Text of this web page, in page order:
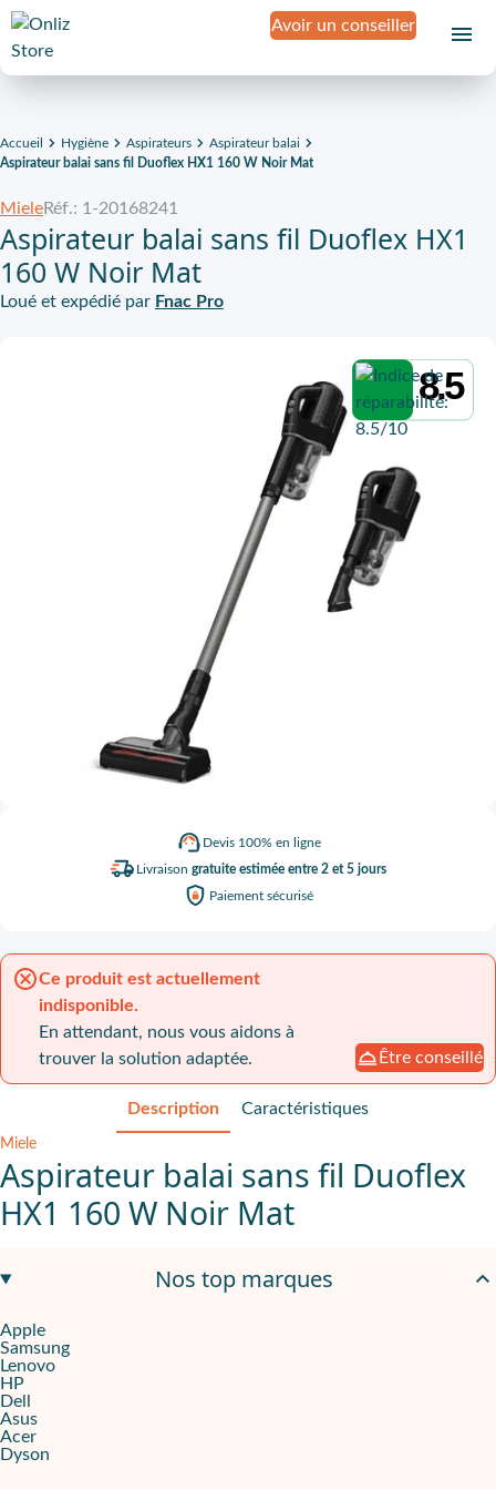
Avoir un conseiller
Accueil Hygiène Aspirateurs
Aspirateur balai
Aspirateur balai sans fil Duoflex HX1 160 W Noir Mat
Devis 100% en ligne
Livraison gratuite estimée entre 2 et 5 jours
Paiement sécurisé
8.5
MieleRéf.: 1-20168241
Aspirateur balai sans fil Duoflex HX1
160 W Noir Mat
Loué et expédié par Fnac Pro
Ce produit est actuellement
indisponible.
En attendant, nous vous aidons à
trouver la solution adaptée.
Être conseillé
Description Caractéristiques
Miele
Aspirateur balai sans fil Duoflex
HX1 160 W Noir Mat
2 vitesses
Adapté aux équipes qui entretiennent des espaces clients,
La liberté sans fil qui suit votre rythme
Nos top marques
Apple
Samsung
Lenovo
HP
Dell
Asus
Acer
Dyson